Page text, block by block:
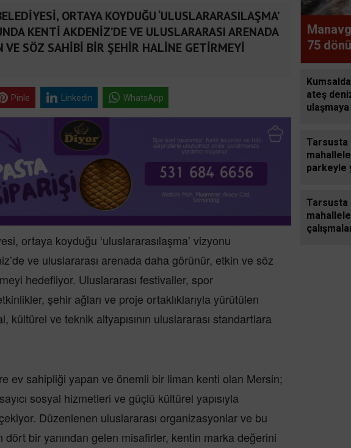
ORTAYA KOYDUĞU ‘ULUSLARARASILAŞMA’
KENTİ AKDENİZ’DE VE ULUSLARARASI ARENADA
VE SÖZ SAHİBİ BİR ŞEHİR HALİNE GETİRMEYİ
Pinle Linkedin WhatsApp
ortaya koyduğu ‘uluslararasılaşma’ vizyonu
ve uluslararası arenada daha görünür, etkin ve söz
hedefliyor. Uluslararası festivaller, spor
şehir ağları ve proje ortaklıklarıyla yürütülen
kültürel ve teknik altyapısının uluslararası standartlara
ev sahipliği yapan ve önemli bir liman kenti olan Mersin;
sosyal hizmetleri ve güçlü kültürel yapısıyla
Düzenlenen uluslararası organizasyonlar ve bu
dört bir yanından gelen misafirler, kentin marka değerini
75
ateş
ulaşmaya
Tarsusta
parkeyle
Tarsusta